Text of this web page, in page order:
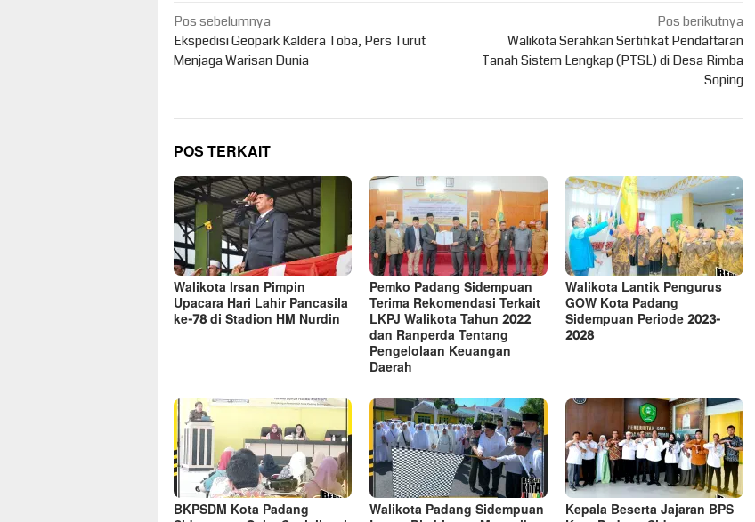
Navigasi
pos
Pos sebelumnya
Ekspedisi Geopark Kaldera Toba, Pers Turut
Menjaga Warisan Dunia
Pos berikutnya
Walikota Serahkan Sertifikat Pendaftaran
Tanah Sistem Lengkap (PTSL) di Desa Rimba
Soping
POS TERKAIT
Walikota Irsan Pimpin
Upacara Hari Lahir Pancasila
ke-78 di Stadion HM Nurdin
Pemko Padang Sidempuan
Terima Rekomendasi Terkait
LKPJ Walikota Tahun 2022
dan Ranperda Tentang
Pengelolaan Keuangan
Daerah
Walikota Lantik Pengurus
GOW Kota Padang
Sidempuan Periode 2023-
2028
BKPSDM Kota Padang Walikota Padang Sidempuan Kepala Beserta Jajaran BPS